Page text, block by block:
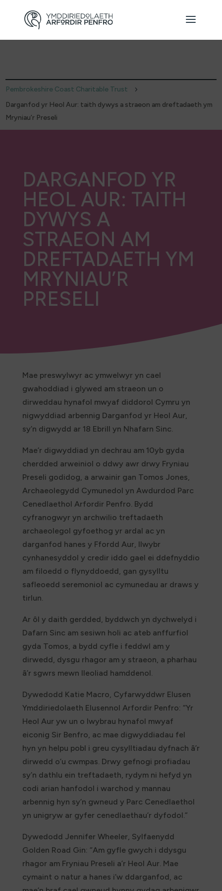
Pembrokeshire Coast Charitable Trust 5
Darganfod yr Heol Aur: taith dywys a straeon am dreftadaeth ym
Mryniau’r Preseli
DARGANFOD YR
HEOL AUR: TAITH
DYWYS A
STRAEON AM
DREFTADAETH YM
MRYNIAU’R
PRESELI
Mae preswylwyr ac ymwelwyr yn cael
gwahoddiad i glywed am straeon un o
dirweddau hynafol mwyaf diddorol Cymru yn
nigwyddiad arbennig Darganfod yr Heol Aur,
sy’n digwydd ar 18 Ebrill yn Nhafarn Sinc.
Mae’r digwyddiad yn dechrau am 10yb gyda
cherdded arweiniol o ddwy awr drwy Fryniau
Preseli godidog, a arwainir gan Tomos Jones,
Archaeolegydd Cymunedol yn Awdurdod Parc
Cenedlaethol Arfordir Penfro. Bydd
cyfranogwyr yn archwilio treftadaeth
archaeolegol gyfoethog yr ardal ac yn
darganfod hanes y Ffordd Aur, llwybr
cynhanesyddol y credir iddo gael ei ddefnyddio
am filoedd o flynyddoedd, gan gysylltu
safleoedd seremoniol ac cymunedau ar draws y
tirlun.
Ar ôl y daith gerdded, byddwch yn dychwelyd i
Dafarn Sinc am sesiwn holi ac ateb anffurfiol
gyda Tomos, a bydd cyfle i feddwl am y
dirwedd, dysgu rhagor am y straeon, a pharhau
â’r sgwrs mewn lleoliad hamddenol.
Dywedodd Katie Macro, Cyfarwyddwr Elusen
Ymddiriedolaeth Elusennol Arfordir Penfro: “Yr
Heol Aur yw un o lwybrau hynafol mwyaf
eiconig Sir Benfro, ac mae digwyddiadau fel
hyn yn helpu pobl i greu cysylltiadau dyfnach â’r
dirwedd o’u cwmpas. Drwy gefnogi profiadau
sy’n dathlu ein treftadaeth, rydym ni hefyd yn
codi arian hanfodol i warchod y mannau
arbennig hyn sy’n gwneud y Parc Cenedlaethol
yn unigryw ar gyfer cenedlaethau’r dyfodol.”
Dywedodd Jennifer Wheeler, Sylfaenydd
Golden Road Gin: “Am gyfle gwych i ddysgu
rhagor am Fryniau Preseli a’r Heol Aur. Mae
cymaint o natur a hanes i’w ddarganfod, ac